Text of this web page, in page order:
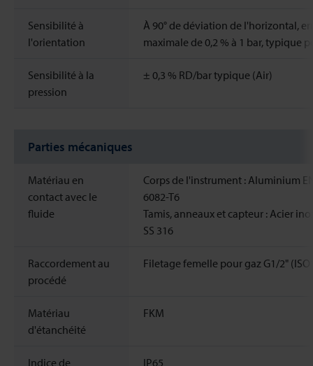
Sensibilité à
l'orientation
À 90° de déviation de l'horizontal,
maximale de 0,2 % à 1 bar, typique
Sensibilité à la
pression
± 0,3 % RD/bar typique (Air)
Parties mécaniques
Matériau en
contact avec le
fluide
Corps de l'instrument : Aluminium
6082-T6
Tamis, anneaux et capteur : Acier
SS 316
Raccordement au
procédé
Filetage femelle pour gaz G1/2"
Matériau
d'étanchéité
FKM
Indice de
IP65